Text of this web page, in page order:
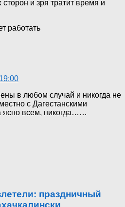
сторон и зря тратит время и
работать
в любом случай и никогда не
с Дагестанскими
ясно всем, никогда……
праздничный